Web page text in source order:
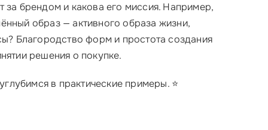
за брендом и какова его миссия. Например,
образ — активного образа жизни,
Благородство форм и простота создания
решения о покупке.
в практические примеры. ⭐